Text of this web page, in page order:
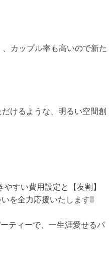
カップル率も高いので新た
けるような、明るい空間創
すい費用設定と【友割】
を全力応援いたします!!
ティーで、一生涯愛せるパ